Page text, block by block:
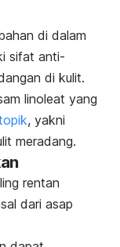
di dalam
sifat anti-
di kulit.
linoleat yang
, yakni
meradang.
rentan
dari asap